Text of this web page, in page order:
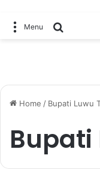
Menu Search
Home / Bupati Luwu
Bupati